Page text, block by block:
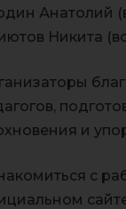
Анатолий
Никита
и
с